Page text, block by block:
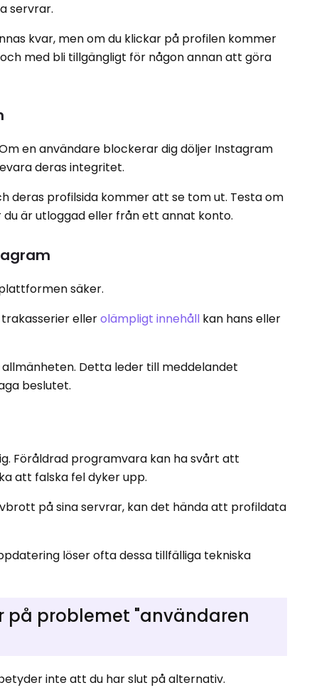
servrar.
kvar, men om du klickar på profilen kommer
med bli tillgängligt för någon annan att göra
en användare blockerar dig döljer Instagram
deras integritet.
deras profilsida kommer att se tom ut. Testa om
är utloggad eller från ett annat konto.
säker.
ellerolämpligt innehåll kan hans eller
Detta leder till meddelandet
beslutet.
Föråldrad programvara kan ha svårt att
att falska fel dyker upp.
på sina servrar, kan det hända att profildata
löser ofta dessa tillfälliga tekniska
på problemet "användaren
inte att du har slut på alternativ.